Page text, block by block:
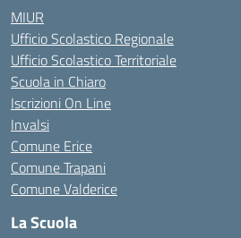
MIUR
Ufficio Scolastico Regionale
Ufficio Scolastico Territoriale
Scuola in Chiaro
Iscrizioni On Line
Invalsi
Comune Erice
Comune Trapani
Comune Valderice
La Scuola